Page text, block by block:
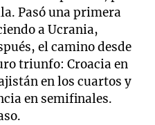
Pasó una primera
a Ucrania,
el camino desde
triunfo: Croacia en
en los cuartos y
en semifinales.